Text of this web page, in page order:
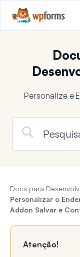
Personalize e
Docs para
Personalizar o
Addon Salvar e
Atenção!